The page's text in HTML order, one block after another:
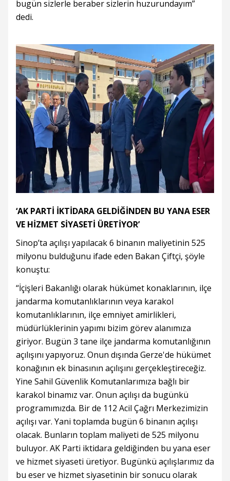
bugün sizlerle beraber sizlerin huzurundayım”
dedi.
‘AK PARTİ İKTİDARA GELDİĞİNDEN BU YANA ESER
VE HİZMET SİYASETİ ÜRETİYOR’
Sinop’ta açılışı yapılacak 6 binanın maliyetinin 525
milyonu bulduğunu ifade eden Bakan Çiftçi, şöyle
konuştu:
“İçişleri Bakanlığı olarak hükümet konaklarının, ilçe
jandarma komutanlıklarının veya karakol
komutanlıklarının, ilçe emniyet amirlikleri,
müdürlüklerinin yapımı bizim görev alanımıza
giriyor. Bugün 3 tane ilçe jandarma komutanlığının
açılışını yapıyoruz. Onun dışında Gerze'de hükümet
konağının ek binasının açılışını gerçekleştireceğiz.
Yine Sahil Güvenlik Komutanlarımıza bağlı bir
karakol binamız var. Onun açılışı da bugünkü
programımızda. Bir de 112 Acil Çağrı Merkezimizin
açılışı var. Yani toplamda bugün 6 binanın açılışı
olacak. Bunların toplam maliyeti de 525 milyonu
buluyor. AK Parti iktidara geldiğinden bu yana eser
ve hizmet siyaseti üretiyor. Bugünkü açılışlarımız da
bu eser ve hizmet siyasetinin bir sonucu olarak